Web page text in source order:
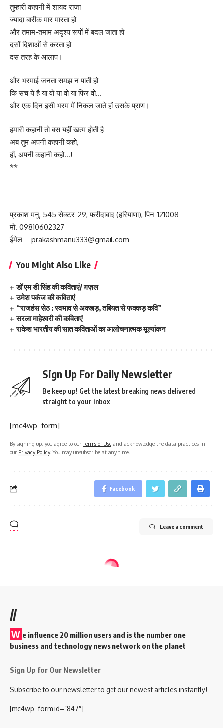
तुम्हारी कहानी में शायद राजा
ज्यादा बारीक मार मारता हो
और तमाम-तमाम अदृश्य रूपों में बदल जाता हो
दसों दिशाओं से करता हो
दस तरह के आलाप।
और भरमाई जनता समझ न पाती हो
कि सच ये है या वो या वो या फिर वो…
और एक दिन इसी भरम में निकल जाते हों उसके प्राण।
हमारी कहानी तो बस यहीं खत्म होती है
अब तुम अपनी कहानी कहो,
हाँ, अपनी कहानी कहो…!
**
————–
प्रकाश मनु, 545 सेक्टर-29, फरीदाबाद (हरियाणा), पिन-121008
मो. 09810602327
ईमेल – prakashmanu333@gmail.com
You Might Also Like
डॉ एम डी सिंह की कविताएं/ ग़ज़ल
उमेश पकंज की कविताएं
“राजहंस सेठ : स्वभाव से अक्खड़, तबियत से फक्कड़ कवि”
सरला माहेश्वरी की कविताएं
राकेश भारतीय की सात कविताओं का आलोचनात्मक मूल्यांकन
Sign Up For Daily Newsletter
Be keep up! Get the latest breaking news delivered
straight to your inbox.
[mc4wp_form]
By signing up, you agree to ourTerms of Use and acknowledge the data practices in
our Privacy Policy. You may unsubscribe at any time.
Facebook
Leave a comment
//
W e influence 20 million users and is the number one
business and technology news network on the planet
Sign Up for Our Newsletter
Subscribe to our newsletter to get our newest articles instantly!
[mc4wp_form id=”847″]